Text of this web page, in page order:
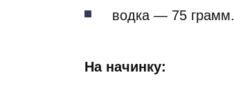
водка — 75 грамм.
На начинку: